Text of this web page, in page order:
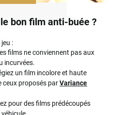
bon film anti-buée ?
:
films ne conviennent pas aux
incurvées.
un film incolore et haute
ceux proposés parVariance
pour des films prédécoupés